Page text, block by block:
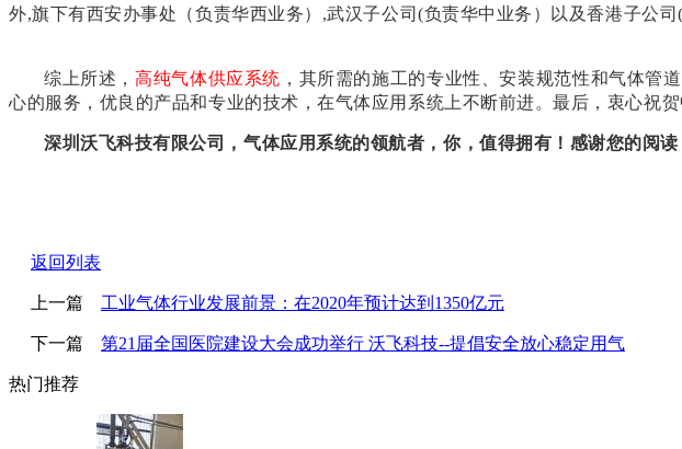
外,旗下有西安办事处（负责华西业务）,武汉子公司(负责华中业务）以及香港子公司
综上所述，高纯气体供应系统 ，其所需的施工的专业性、安装规范性和气体管
心的服务，优良的产品和专业的技术，在气体应用系统上不断前进。最后，衷心祝
深圳沃飞科技有限公司，气体应用系统的领航者，你，值得拥有！感谢您的阅读
返回列表
上一篇 工业气体行业发展前景：在2020年预计达到1350亿元
下一篇 第21届全国医院建设大会成功举行 沃飞科技--提倡安全放心稳定用气
热门推荐